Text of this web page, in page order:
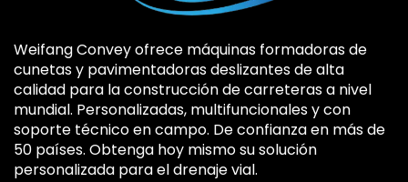
Weifang Convey ofrece máquinas formadoras de
cunetas y pavimentadoras deslizantes de alta
calidad para la construcción de carreteras a nivel
mundial. Personalizadas, multifuncionales y con
soporte técnico en campo. De confianza en más de
50 países. Obtenga hoy mismo su solución
personalizada para el drenaje vial.